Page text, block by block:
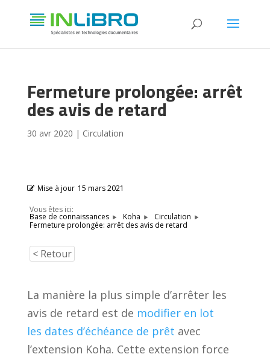
Fermeture prolongée: arrêt
des avis de retard
30 avr 2020 | Circulation
Mise à jour 15 mars 2021
Vous êtes ici:
Base de connaissances Koha
Circulation
Fermeture prolongée: arrêt des avis de retard
< Retour
La manière la plus simple d’arrêter les
avis de retard est de modifier en lot
les dates d’échéance de prêt avec
l’extension Koha. Cette extension force